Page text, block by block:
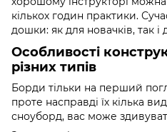
кількох годин практики.
дошки: як для новачків, так і
Особливості
різних типів
Борди тільки на перший
проте насправді їх кілька
сноуборд, вас може